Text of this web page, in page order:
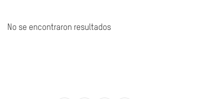
No se encontraron resultados